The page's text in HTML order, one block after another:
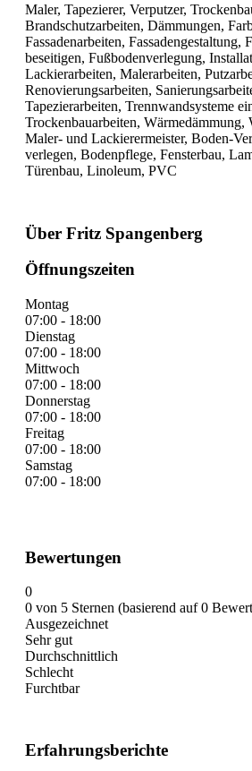
Maler, Tapezierer, Verputzer,
Brandschutzarbeiten, Dämmungen,
Fassadenarbeiten, Fassadengestaltung,
beseitigen, Fußbodenverlegung,
Lackierarbeiten, Malerarbeiten,
Renovierungsarbeiten,
Tapezierarbeiten, Trennwandsysteme
Trockenbauarbeiten, Wärmedämmung,
Maler- und Lackierermeister, Boden-
verlegen, Bodenpflege, Fensterbau,
Türenbau, Linoleum, PVC
Über Fritz Spangenberg
Öffnungszeiten
Montag
07:00 - 18:00
Dienstag
07:00 - 18:00
Mittwoch
07:00 - 18:00
Donnerstag
07:00 - 18:00
Freitag
07:00 - 18:00
Samstag
07:00 - 18:00
Bewertungen
0
0 von 5 Sternen (basierend auf 0
Ausgezeichnet
Sehr gut
Durchschnittlich
Schlecht
Furchtbar
Erfahrungsberichte